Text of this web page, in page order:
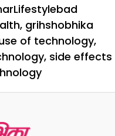
Categories
LifestyleTags
bad
, grihshobhika
of technology,
, side effects